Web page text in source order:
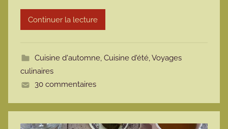
t
Continuer la lecture
Cuisine d'automne, Cuisine d'été,Voyages
culinaires
30 commentaires